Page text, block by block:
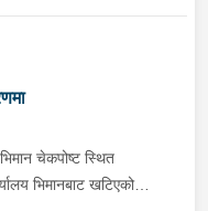
चेकपोष्ट स्थित
भिमानबाट खटिएको